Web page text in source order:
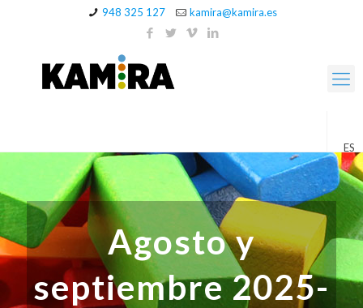
948 325 127 kamira@kamira.es
ES
Agosto y
septiembre 2025-